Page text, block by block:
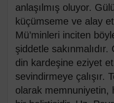
anlaşılmış oluyor.
küçümseme ve alay
Mü’minleri inciten
şiddetle
din kardeşine eziyet
sevindirmeye çalışır.
olarak memnuniyetin,